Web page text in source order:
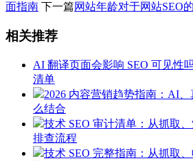
面指南 下一篇网站年龄对于网站SEO
相关推荐
AI 翻译页面会影响 SEO 可见性
清单
2026 内容营销趋势指南：AI
么结合
技术 SEO 审计清单：从抓取
排查流程
技术 SEO 完整指南：从抓取